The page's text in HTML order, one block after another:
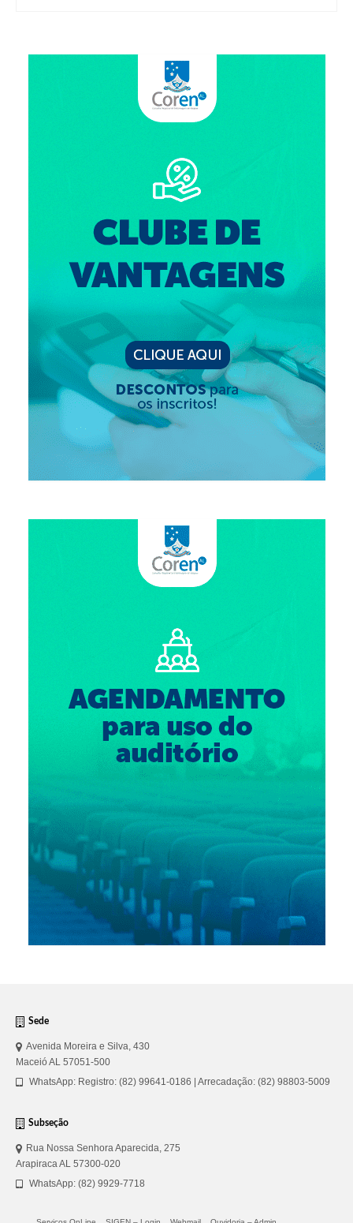
Sede
Avenida Moreira e Silva, 430
Maceió AL 57051-500
WhatsApp: Registro: (82) 99641-0186 | Arrecadação: (82) 98803-5009
Subseção
Rua Nossa Senhora Aparecida, 275
Arapiraca AL 57300-020
WhatsApp: (82) 9929-7718